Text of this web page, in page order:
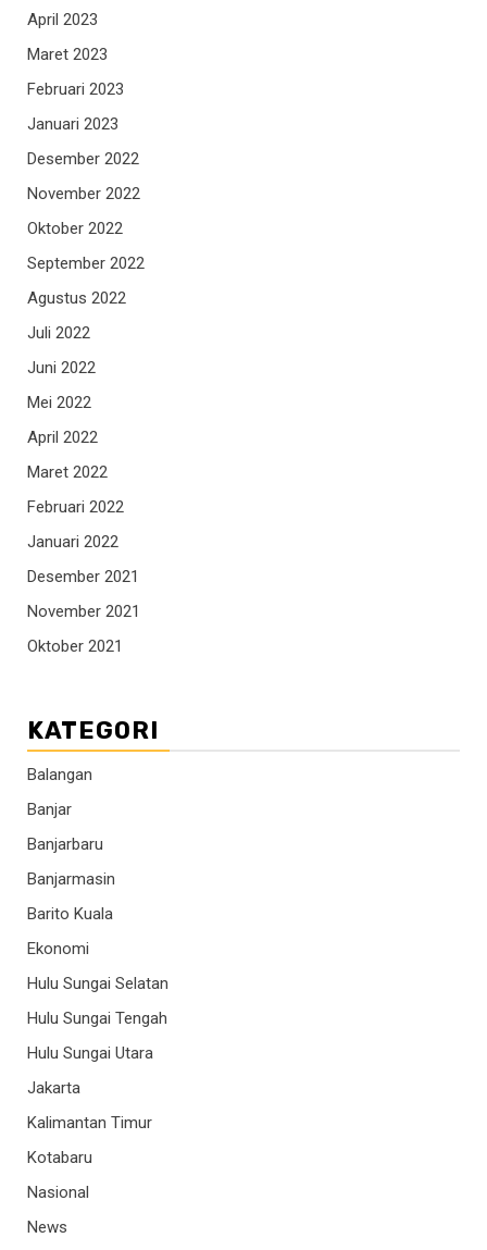
April 2023
Maret 2023
Februari 2023
Januari 2023
Desember 2022
November 2022
Oktober 2022
September 2022
Agustus 2022
Juli 2022
Juni 2022
Mei 2022
April 2022
Maret 2022
Februari 2022
Januari 2022
Desember 2021
November 2021
Oktober 2021
KATEGORI
Balangan
Banjar
Banjarbaru
Banjarmasin
Barito Kuala
Ekonomi
Hulu Sungai Selatan
Hulu Sungai Tengah
Hulu Sungai Utara
Jakarta
Kalimantan Timur
Kotabaru
Nasional
News